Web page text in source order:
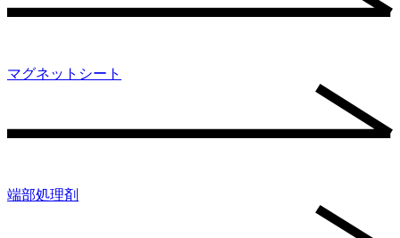
マグネットシート
端部処理剤